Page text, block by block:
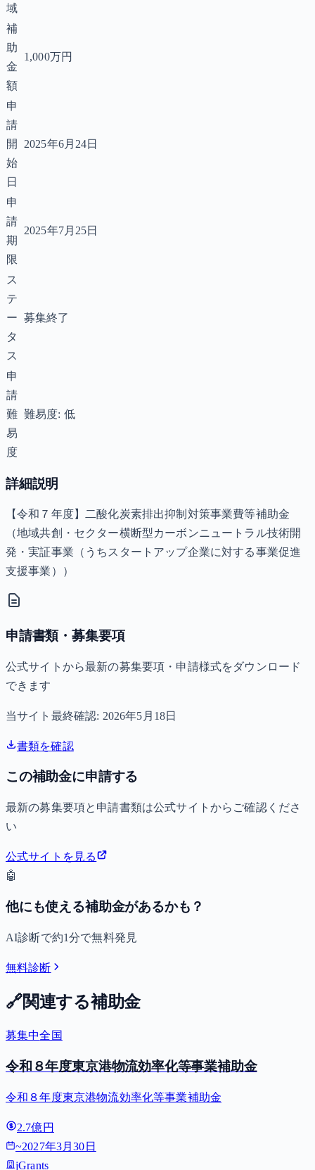
域
補
助
金
額
1,000万円
申
請
開
始
日
2025年6月24日
申
請
期
限
2025年7月25日
ス
テ
ー
タ
ス
募集終了
申
請
難
易
度
難易度: 低
詳細説明
【令和７年度】二酸化炭素排出抑制対策事業費等補助金
（地域共創・セクター横断型カーボンニュートラル技術開
発・実証事業（うちスタートアップ企業に対する事業促進
支援事業））
申請書類・募集要項
公式サイトから最新の募集要項・申請様式をダウンロード
できます
当サイト最終確認: 2026年5月18日
書類を確認
この補助金に申請する
最新の募集要項と申請書類は公式サイトからご確認くださ
い
公式サイトを見る
🤖
他にも使える補助金があるかも？
AI診断で約1分で無料発見
無料診断
🔗関連する補助金
募集中全国
令和８年度東京港物流効率化等事業補助金
令和８年度東京港物流効率化等事業補助金
2.7億円
~2027年3月30日
jGrants